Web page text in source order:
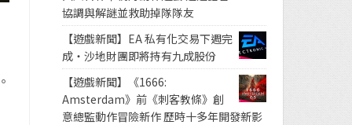
協調與解謎並救助掉隊隊友
【遊戲新聞】EA 私有化交易下週完
成・沙地財團即將持有九成股份
【遊戲新聞】《1666:
Amsterdam》前《刺客教條》創
意總監動作冒險新作 歷時十多年開發新影